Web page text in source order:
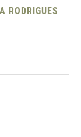
RODRIGUES